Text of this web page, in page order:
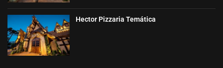
Hector Pizzaria Temática